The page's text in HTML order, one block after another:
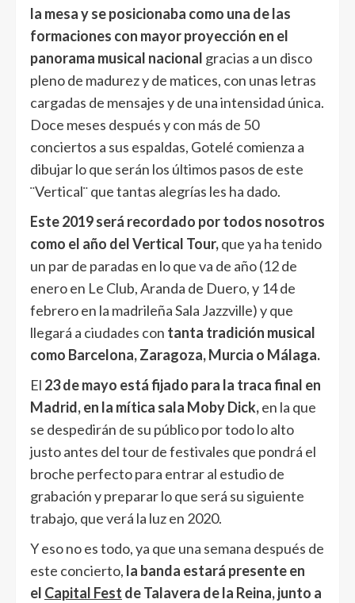
la mesa y se posicionaba como una de las
formaciones con mayor proyección en el
panorama musical nacional gracias a un disco
pleno de madurez y de matices, con unas letras
cargadas de mensajes y de una intensidad única.
Doce meses después y con más de 50
conciertos a sus espaldas, Gotelé comienza a
dibujar lo que serán los últimos pasos de este
¨Vertical¨ que tantas alegrías les ha dado.
Este 2019 será recordado por todos nosotros
como el año del Vertical Tour,que ya ha tenido
un par de paradas en lo que va de año (12 de
enero en Le Club, Aranda de Duero, y 14 de
febrero en la madrileña Sala Jazzville) y que
llegará a ciudades con tanta tradición musical
como Barcelona, Zaragoza, Murcia o Málaga.
El 23 de mayo está fijado para la traca final en
Madrid, en la mítica sala Moby Dick,en la que
se despedirán de su público por todo lo alto
justo antes del tour de festivales que pondrá el
broche perfecto para entrar al estudio de
grabación y preparar lo que será su siguiente
trabajo, que verá la luz en 2020.
Y eso no es todo, ya que una semana después de
este concierto, la banda estará presente en
el Capital Fest de Talavera de la Reina, junto a